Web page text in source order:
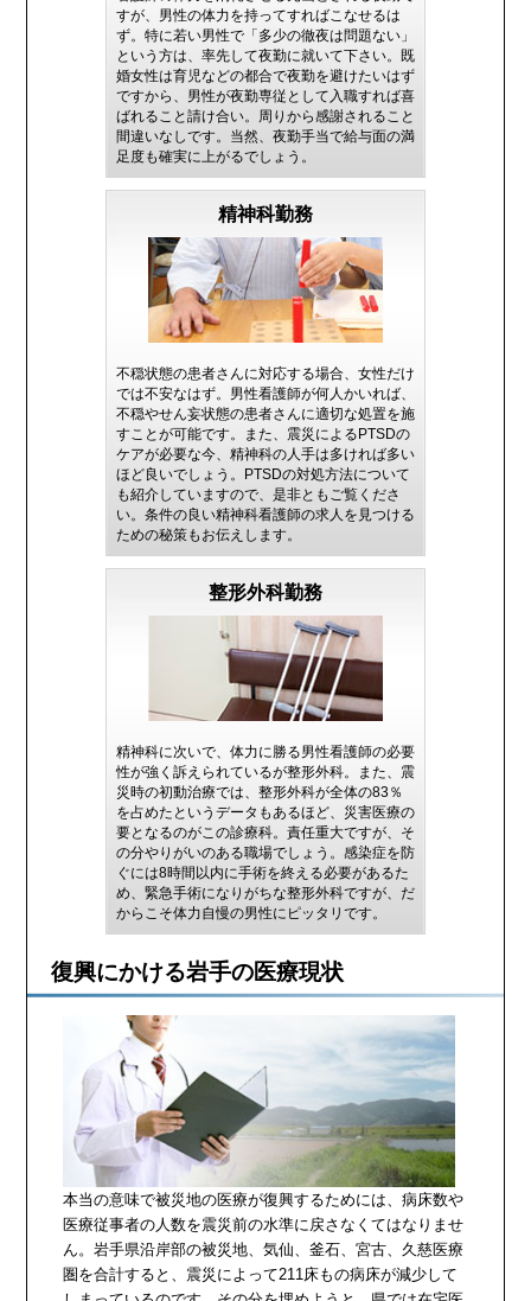
すが、男性の体力を持ってすればこなせるは
ず。特に若い男性で「多少の徹夜は問題ない」
という方は、率先して夜勤に就いて下さい。既
婚女性は育児などの都合で夜勤を避けたいはず
ですから、男性が夜勤専従として入職すれば喜
ばれること請け合い。周りから感謝されること
間違いなしです。当然、夜勤手当で給与面の満
足度も確実に上がるでしょう。
精神科勤務
不穏状態の患者さんに対応する場合、女性だけ
では不安なはず。男性看護師が何人かいれば、
不穏やせん妄状態の患者さんに適切な処置を施
すことが可能です。また、震災によるPTSDの
ケアが必要な今、精神科の人手は多ければ多い
ほど良いでしょう。PTSDの対処方法について
も紹介していますので、是非ともご覧くださ
い。条件の良い精神科看護師の求人を見つける
ための秘策もお伝えします。
整形外科勤務
精神科に次いで、体力に勝る男性看護師の必要
性が強く訴えられているが整形外科。また、震
災時の初動治療では、整形外科が全体の83％
を占めたというデータもあるほど、災害医療の
要となるのがこの診療科。責任重大ですが、そ
の分やりがいのある職場でしょう。感染症を防
ぐには8時間以内に手術を終える必要があるた
め、緊急手術になりがちな整形外科ですが、だ
からこそ体力自慢の男性にピッタリです。
復興にかける岩手の医療現状
本当の意味で被災地の医療が復興するためには、病床数や
医療従事者の人数を震災前の水準に戻さなくてはなりませ
ん。岩手県沿岸部の被災地、気仙、釜石、宮古、久慈医療
圏を合計すると、震災によって211床もの病床が減少して